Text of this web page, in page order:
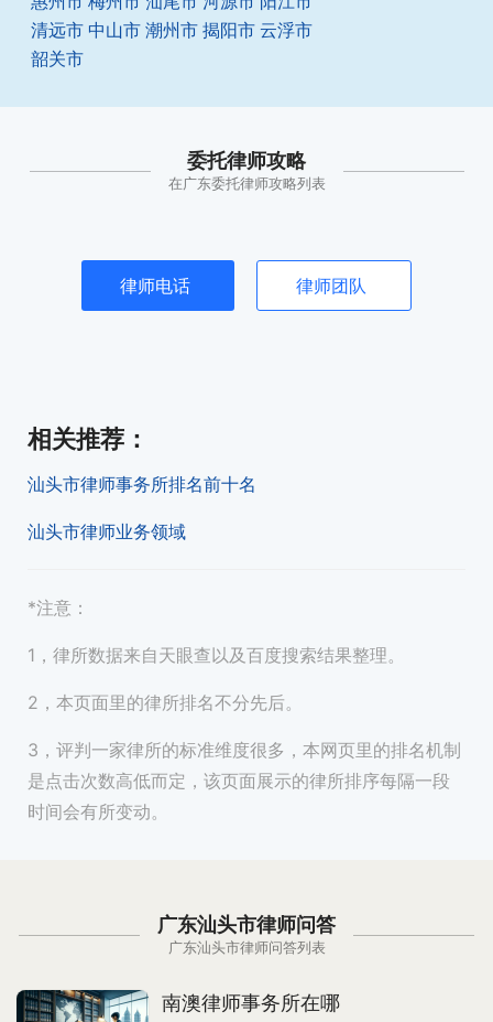
清远市 中山市 潮州市 揭阳市 云浮市
韶关市
委托律师攻略
在广东委托律师攻略列表
律师电话 律师团队
相关推荐 ：
汕头市律师事务所排名前十名
汕头市律师业务领域
*注意：
1，律所数据来自天眼查以及百度搜索结果整理。
2，本页面里的律所排名不分先后。
3，评判一家律所的标准维度很多，本网页里的排名机制
是点击次数高低而定，该页面展示的律所排序每隔一段
时间会有所变动。
广东汕头市律师问答
广东汕头市律师问答列表
南澳律师事务所在哪